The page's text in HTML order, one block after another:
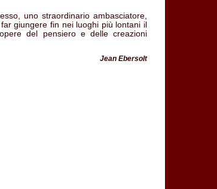
uno straordinario ambasciatore,
giungere fin nei luoghi più lontani il
del pensiero e delle creazioni
Jean Ebersolt